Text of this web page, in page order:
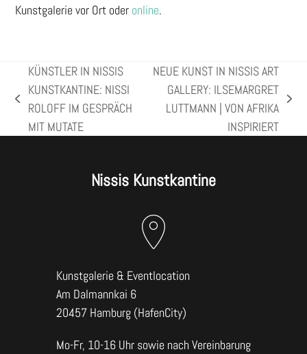
Kunstgalerie vor Ort oder online.
vorheriger
Beitrag:
KÜNSTLER IN NISSIS
KUNSTKANTINE: NISSI
ROLOFF IM GESPRÄCH
MIT MUTATE
Nächster
NEUE KUNST IN NISSIS ART
GALLERY: ILSEMARGRET
LUTTMANN | VON AFRIKA
INSPIRIERT
Nissis Kunstkantine
Kunstgalerie & Eventlocation
Am Dalmannkai 6
20457 Hamburg (HafenCity)
Mo-Fr, 10-16 Uhr sowie nach Vereinbarung